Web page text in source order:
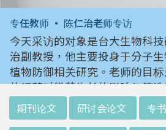
专任教师 • 陈仁治老师专访
今天采访的对象是台大生物科
治副教授，他主要投身于分子
植物防御相关研究。老师的目
的细菌对微藻生长的影响与筛
长的细菌，若能成功或能提供未
藻培养的新选择。
期刊论文 研讨会论文 专书